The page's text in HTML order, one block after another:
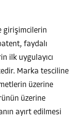
girişimcilerin
faydalı
ilk uygulayıcı
Marka tesciline
üzerine
üzerine
ayırt edilmesi